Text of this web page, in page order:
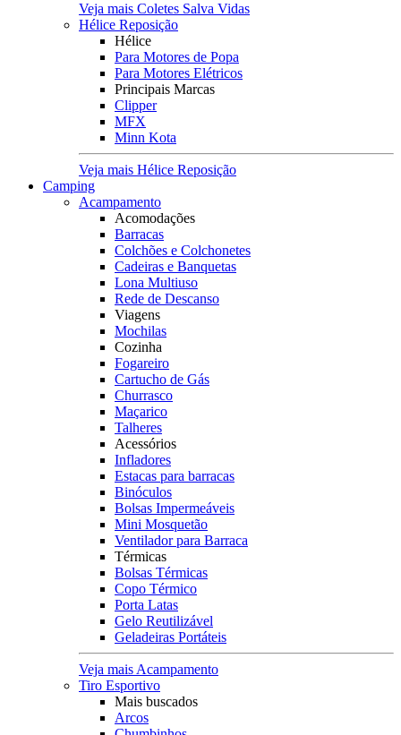
Veja mais Coletes Salva Vidas
Hélice Reposição
Hélice
Para Motores de Popa
Para Motores Elétricos
Principais Marcas
Clipper
MFX
Minn Kota
Veja mais Hélice Reposição
Camping
Acampamento
Acomodações
Barracas
Colchões e Colchonetes
Cadeiras e Banquetas
Lona Multiuso
Rede de Descanso
Viagens
Mochilas
Cozinha
Fogareiro
Cartucho de Gás
Churrasco
Maçarico
Talheres
Acessórios
Infladores
Estacas para barracas
Binóculos
Bolsas Impermeáveis
Mini Mosquetão
Ventilador para Barraca
Térmicas
Bolsas Térmicas
Copo Térmico
Porta Latas
Gelo Reutilizável
Geladeiras Portáteis
Veja mais Acampamento
Tiro Esportivo
Mais buscados
Arcos